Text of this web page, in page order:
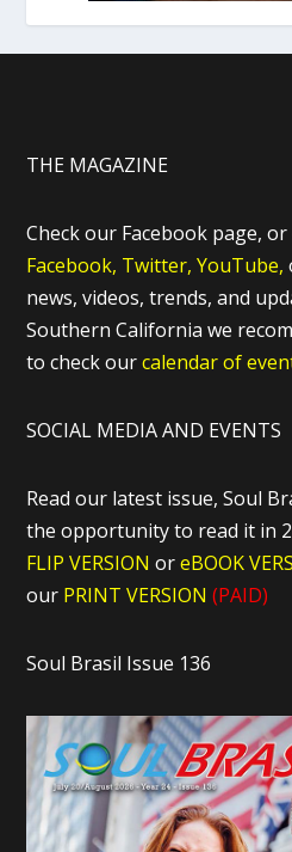
THE MAGAZINE
Check our Facebook page,
Facebook, Twitter, YouTube,
news, videos, trends, and
Southern California we
to check ourcalendar of
SOCIAL MEDIA AND EVENTS
Read our latest issue, Soul
the opportunity to read it in
FLIP VERSION oreBOOK
our PRINT VERSION (PAID)
Soul Brasil Issue 136